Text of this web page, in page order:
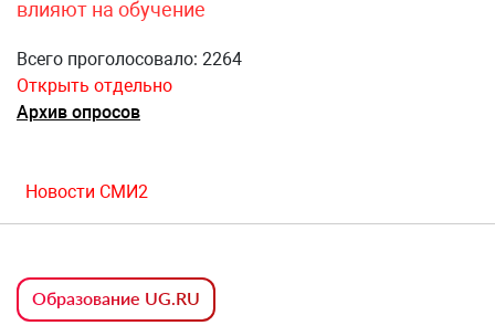
влияют на обучение
Всего проголосовало: 2264
Открыть отдельно
Архив опросов
Новости СМИ2
Образование UG.RU